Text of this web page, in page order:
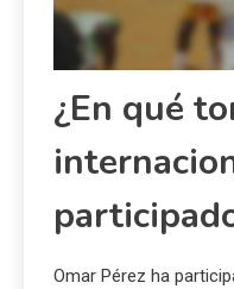
¿En qué
Omar Pérez ha